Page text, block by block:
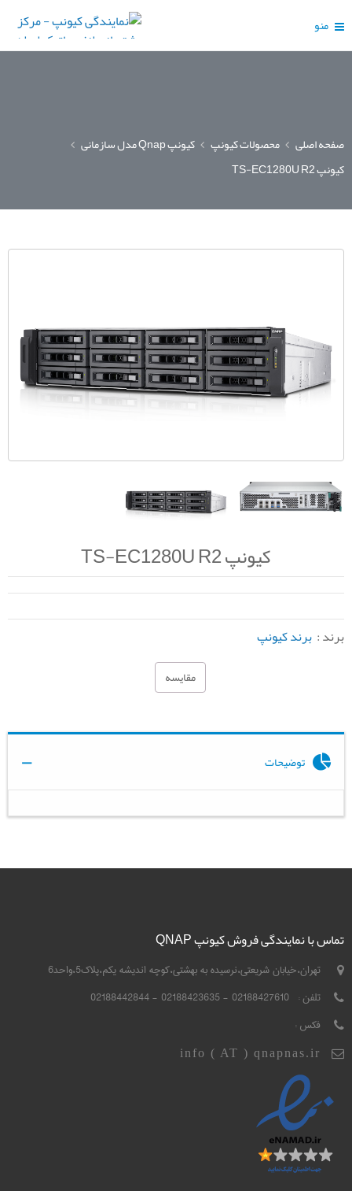
منو
صفحه اصلی محصولات کیونپ
کیونپ Qnap مدل سازمانی
کیونپ TS-EC1280U R2
کیونپ TS-EC1280U R2
برند : برند کیونپ
مقایسه
توضیحات
تماس با نمایندگی فروش کیونپ QNAP
تهران،خیابان شریعتی،نرسیده به بهشتی،کوچه اندیشه یکم،پلاک5،واحد6
تلفن : 02188427610 - 02188423635 - 02188442844
فکس :
info ( AT ) qnapnas.ir